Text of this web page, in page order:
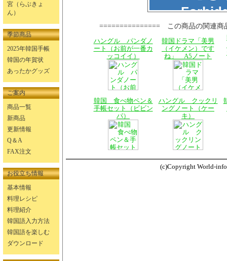
宮（らぶきょ
ん）
季節商品
2025年韓国手帳
韓国の年賀状
あったかグッズ
ご案内
商品一覧
新商品
更新情報
Q＆A
FAX注文
お役立ち情報
基本情報
料理レシピ
料理紹介
韓国語入力方法
韓国語を楽しむ
ダウンロード
=============== この商品の関連
ハングル パンダノ
ート（お前が一番カ
ッコイイ）
韓国ドラマ「美男
（イケメン）です
ね」 A5ノート
韓国 食べ物ペン＆
手帳セット（ビビン
パ）
ハングル クックリ
ングノート（ケー
キ）
(c)Copyright World-